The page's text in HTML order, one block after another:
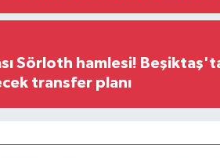
Sörloth hamlesi!
transfer planı